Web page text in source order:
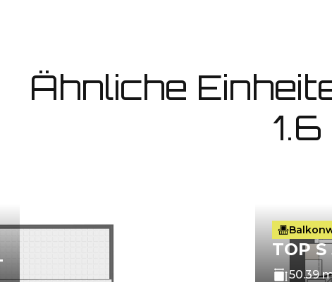
Ähnliche
1.6
TOP S
50.39